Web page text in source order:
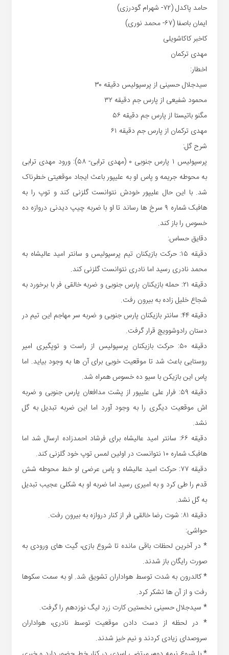
حامد پاکدل (۷۲- شهرام گودرزی)
ایمان باصفا (۶۷- محمد نوری)
کاخبر کاکاشویلی
مهدی ترکمان
اخطار:
سیدجلال حسینی از پرسپولیس دقیقه ۳۰
محمود شفیعی از پارس جم دقیقه ۳۲
مگنو باتیستا از پارس جم دقیقه ۵۶
مهدی ترکمان از پارس جم دقیقه ۶۱
شرح گل:
پرسپولیس ۱ پارس جنوبی ۰ (مهدی ترابی- ۵۸): ورود مهدی ترابی
به محوطه جریمه و پاس او به علیپور باعث ایجاد موقعیتی خطرناک
شد. با این حال علیپور خودش نتوانست گلزنی کند و توپ را به
هافبک شماره ۹ سرخ ها رساند تا او با ضربه چیپ دیدنی دروازه ده
خسوس را باز کند.
دقایق حساس:
دقیقه ۱۵: حرکت بازیکنان تیم پرسپولیس و سانتر امید عالیشاه به
محمد نادری رسید اما نادری نتوانست گلزنی کند.
دقیقه ۲۱: حمله بازیکنان پارس جنوبی و ضربه خالقی فر با برخورد به
شجاع خلیل زاده به بیرون رفت.
دقیقه ۴۴: سانتر بازیکنان پارس جنوبی و ضربه سر مهاجم این تیم در
دستان رادوشوویچ قرار گرفت.
دقیقه ۵۰: حرکت بازیکنان پرسپولیس از راست و توپگیری امیر
روستایی باعث شد تا موقعیت خوبی برای آن ها به وجود بیاید. اما
پاس این بازیکن با سیو ده خسوس همراه شد.
دقیقه ۵۹: فرار علی علیپور از پشت مدافعان پارس جنوبی و ضربه
اش موقعیت دیگری را به وجود آورد اما این ضربه تبدیل به گل
نشد.
دقیقه ۶۶: سانتر امید عالیشاه برای فرشاد احمدزاده ارسال شد اما
هافبک شماره ۱۰ نتوانست در اولین لمس توپ خود گلزنی کند.
دقیقه ۷۷: حرکت امید عالیشاه و پاس عرضی او خط محوطه شش
قدم را طی کرد و به امیری رسید اما ضربه او به شکلی عجیب تبدیل
به گل نشد.
دقیقه ۸۱: شوت رضا خالقی فر از کنار دروازه به بیرون رفت.
حواشی:
* در آخرین لحظات باقی مانده تا شروع بازی، گیت های ورودی به
صورت رایگان باز شدند.
* کالدرون به شدت توسط هواداران تشویق شد. او به سمت سکوها
رفت و از آن ها تشکر کرد.
* سیدجلال حسینی نخستین کارت زرد لیگ نوزدهم را گرفت.
* در لحظه از دست دادن موقعیت توسط نادری، هواداران
سروصدای زیادی کردند و نیم خیز شدند.